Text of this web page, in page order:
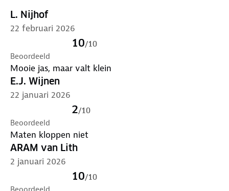
L. Nijhof
22 februari 2026
10/10
Beoordeeld
Mooie jas, maar valt klein
E.J. Wijnen
22 januari 2026
2/10
Beoordeeld
Maten kloppen niet
ARAM van Lith
2 januari 2026
10/10